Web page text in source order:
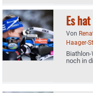
Es
Von
Haager-
noch in